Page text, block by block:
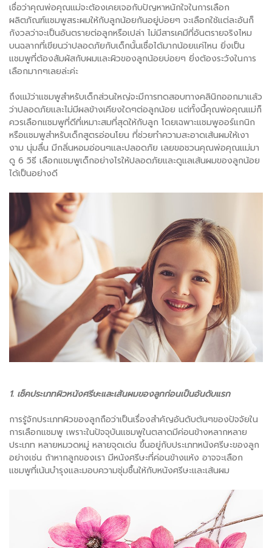
เชื่อว่าคุณพ่อคุณแม่จะต้องเคยเจอกับปัญหาหนักใจในการเลือก
ผลิตภัณฑ์แชมพูสระผมให้กับลูกน้อยกันอยู่บ่อยๆ จะเลือกใช้แต่ละอันก็
กังวลว่าจะเป็นอันตรายต่อลูกหรือเปล่า ไม่มีสารเคมีที่อันตรายจริงไหม
บนฉลากที่เขียนว่าปลอดภัยกับเด็กนั้นเชื่อได้มากน้อยแค่ไหน ยิ่งเป็น
แชมพูที่ต้องสัมผัสกับผมและผิวของลูกน้อยบ่อยๆ ยิ่งต้องระวังในการ
เลือกมากๆเลยล่ะค่ะ
ถึงแม้ว่าแชมพูสำหรับเด็กส่วนใหญ่จะมีการทดสอบทางคลินิกออกมาแล้ว
ว่าปลอดภัยและไม่มีผลข้างเคียงใดๆต่อลูกน้อย แต่ทั้งนี้คุณพ่อคุณแม่ก็
ควรเลือกแชมพูที่ดีที่เหมาะสมที่สุดให้กับลูก โดยเฉพาะแชมพูออร์แกนิก
หรือแชมพูสำหรับเด็กสูตรอ่อนโยน ที่ช่วยทำความสะอาดเส้นผมให้เงา
งาม นุ่มลื่น มีกลิ่นหอมอ่อนๆและปลอดภัย เลยขอชวนคุณพ่อคุณแม่มา
ดู 6 วิธี เลือกแชมพูเด็กอย่างไรให้ปลอดภัยและดูแลเส้นผมของลูกน้อย
ได้เป็นอย่างดี
1. เช็คประเภทผิวหนังศรีษะและเส้นผมของลูกก่อนเป็นอันดับแรก
การรู้จักประเภทผิวของลูกถือว่าเป็นเรื่องสำคัญอันดับต้นๆของปัจจัยใน
การเลือกแชมพู เพราะในปัจจุบันแชมพูในตลาดมีค่อนข้างหลากหลาย
ประเภท หลายหมวดหมู่ หลายจุดเด่น ขึ้นอยู่กับประเภทหนังศรีษะของลูก
อย่างเช่น ถ้าหากลูกของเรา มีหนังศรีษะที่ค่อนข้างแห้ง อาจจะเลือก
แชมพูที่เน้นบำรุงและมอบความชุ่มชื้นให้กับหนังศรีษะและเส้นผม